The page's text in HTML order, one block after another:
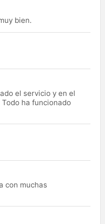
bien.
el servicio y en el
ha funcionado
con muchas